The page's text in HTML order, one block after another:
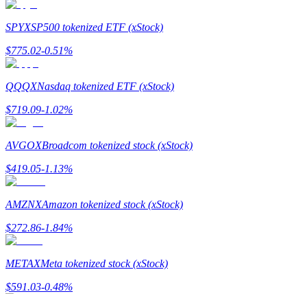
Yönlendirme
Arkadaşını davet et, nakit ödüller kazan
Deposit CASHCAT & Win
SPYXSP500 tokenized ETF (xStock)
$775.02-0.51%
QQQXNasdaq tokenized ETF (xStock)
$719.09-1.02%
AVGOXBroadcom tokenized stock (xStock)
$419.05-1.13%
AMZNXAmazon tokenized stock (xStock)
$272.86-1.84%
METAXMeta tokenized stock (xStock)
$591.03-0.48%